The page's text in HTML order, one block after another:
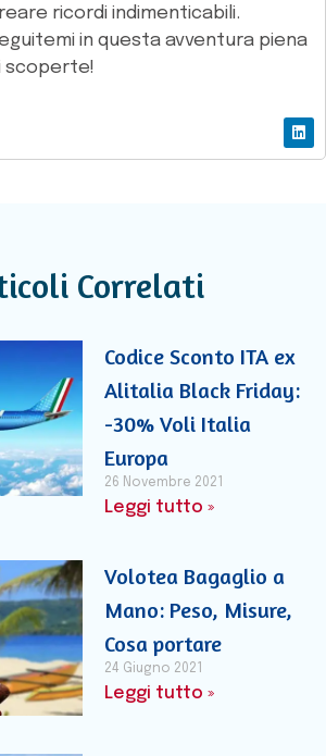
ricordi indimenticabili.
in questa avventura piena
scoperte!
Correlati
Codice Sconto ITA ex
Alitalia Black Friday:
-30% Voli Italia
Europa
26 Novembre 2021
Leggi tutto »
Volotea Bagaglio a
Mano: Peso, Misure,
Cosa portare
24 Giugno 2021
Leggi tutto »